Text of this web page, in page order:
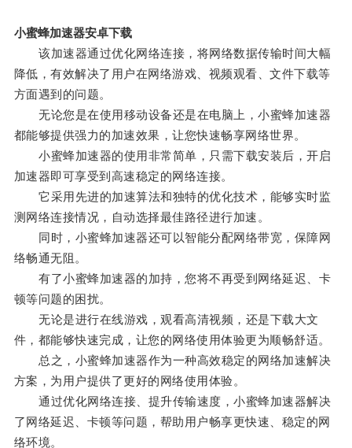
小蜜蜂加速器安卓下载
该加速器通过优化网络连接，将网络数据传输时间大幅
降低，有效解决了用户在网络游戏、视频观看、文件下载等
方面遇到的问题。
无论您是在使用移动设备还是在电脑上，小蜜蜂加速器
都能够提供强力的加速效果，让您快速畅享网络世界。
小蜜蜂加速器的使用非常简单，只需下载安装后，开启
加速器即可享受到高速稳定的网络连接。
它采用先进的加速算法和独特的优化技术，能够实时监
测网络连接情况，自动选择最佳路径进行加速。
同时，小蜜蜂加速器还可以智能分配网络带宽，保障网
络畅通无阻。
有了小蜜蜂加速器的加持，您将不再受到网络延迟、卡
顿等问题的困扰。
无论是进行在线游戏，观看高清视频，还是下载大文
件，都能够快速完成，让您的网络使用体验更为顺畅舒适。
总之，小蜜蜂加速器作为一种高效稳定的网络加速解决
方案，为用户提供了更好的网络使用体验。
通过优化网络连接、提升传输速度，小蜜蜂加速器解决
了网络延迟、卡顿等问题，帮助用户畅享更快速、稳定的网
络环境。